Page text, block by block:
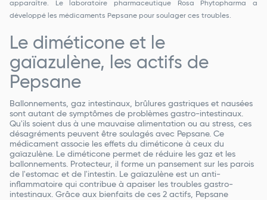
apparaître. Le laboratoire pharmaceutique Rosa Phytopharma a
développé les médicaments Pepsane pour soulager ces troubles.
Le diméticone et le
gaïazulène, les actifs de
Pepsane
Ballonnements, gaz intestinaux, brûlures gastriques et nausées
sont autant de symptômes de problèmes gastro-intestinaux.
Qu'ils soient dus à une mauvaise alimentation ou au stress, ces
désagréments peuvent être soulagés avec Pepsane. Ce
médicament associe les effets du diméticone à ceux du
gaïazulène. Le diméticone permet de réduire les gaz et les
ballonnements. Protecteur, il forme un pansement sur les parois
de l'estomac et de l'intestin. Le gaïazulène est un anti-
inflammatoire qui contribue à apaiser les troubles gastro-
intestinaux. Grâce aux bienfaits de ces 2 actifs, Pepsane